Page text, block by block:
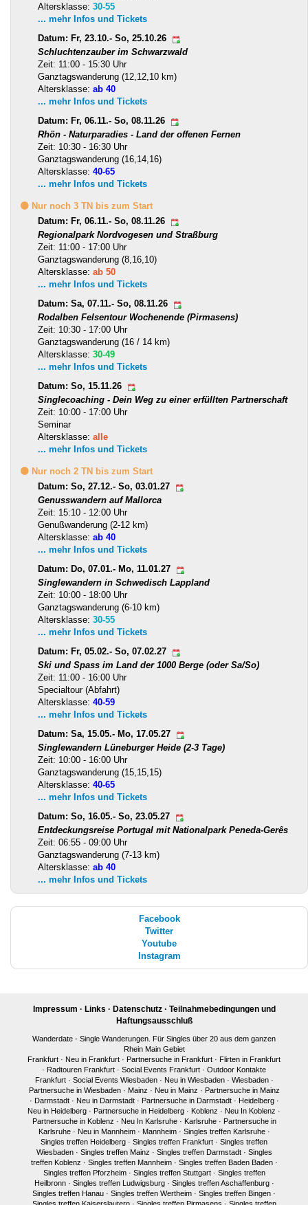
Altersklasse: 30-55
... mehr Infos und Tickets
Datum: Fr, 23.10.- So, 25.10.26
Schluchtenzauber im Schwarzwald
Zeit: 11:00 - 15:30 Uhr
Ganztagswanderung (12,12,10 km)
Altersklasse: ab 40
... mehr Infos und Tickets
Datum: Fr, 06.11.- So, 08.11.26
Rhön - Naturparadies - Land der offenen Fernen
Zeit: 10:30 - 16:30 Uhr
Ganztagswanderung (16,14,16)
Altersklasse: 40-65
... mehr Infos und Tickets
🟡 Nur noch 3 TN bis zum Start
Datum: Fr, 06.11.- So, 08.11.26
Regionalpark Nordvogesen und Straßburg
Zeit: 11:00 - 17:00 Uhr
Ganztagswanderung (8,16,10)
Altersklasse: ab 50
... mehr Infos und Tickets
Datum: Sa, 07.11.- So, 08.11.26
Rodalben Felsentour Wochenende (Pirmasens)
Zeit: 10:30 - 17:00 Uhr
Ganztagswanderung (16 / 14 km)
Altersklasse: 30-49
... mehr Infos und Tickets
Datum: So, 15.11.26
Singlecoaching - Dein Weg zu einer erfüllten Partnerschaft
Zeit: 10:00 - 17:00 Uhr
Seminar
Altersklasse: alle
... mehr Infos und Tickets
🟡 Nur noch 2 TN bis zum Start
Datum: So, 27.12.- So, 03.01.27
Genusswandern auf Mallorca
Zeit: 15:10 - 12:00 Uhr
Genußwanderung (2-12 km)
Altersklasse: ab 40
... mehr Infos und Tickets
Datum: Do, 07.01.- Mo, 11.01.27
Singlewandern in Schwedisch Lappland
Zeit: 10:00 - 18:00 Uhr
Ganztagswanderung (6-10 km)
Altersklasse: 30-55
... mehr Infos und Tickets
Datum: Fr, 05.02.- So, 07.02.27
Ski und Spass im Land der 1000 Berge (oder Sa/So)
Zeit: 11:00 - 16:00 Uhr
Specialtour (Abfahrt)
Altersklasse: 40-59
... mehr Infos und Tickets
Datum: Sa, 15.05.- Mo, 17.05.27
Singlewandern Lüneburger Heide (2-3 Tage)
Zeit: 10:00 - 16:00 Uhr
Ganztagswanderung (15,15,15)
Altersklasse: 40-65
... mehr Infos und Tickets
Datum: So, 16.05.- So, 23.05.27
Entdeckungsreise Portugal mit Nationalpark Peneda-Gerês
Zeit: 06:55 - 09:00 Uhr
Ganztagswanderung (7-13 km)
Altersklasse: ab 40
... mehr Infos und Tickets
Facebook
Twitter
Youtube
Instagram
Impressum · Links · Datenschutz· Teilnahmebedingungen und
Haftungsausschluß
Wanderdate - Single Wanderungen. Für Singles über 20 aus dem ganzen
Rhein Main Gebiet
Frankfurt · Neu in Frankfurt · Partnersuche in Frankfurt · Flirten in Frankfurt
· Radtouren Frankfurt · Social Events Frankfurt · Outdoor Kontakte
Frankfurt· Social Events Wiesbaden· Neu in Wiesbaden· Wiesbaden·
Partnersuche in Wiesbaden· Mainz · Neu in Mainz · Partnersuche in Mainz
· Darmstadt· Neu in Darmstadt· Partnersuche in Darmstadt· Heidelberg·
Neu in Heidelberg · Partnersuche in Heidelberg · Koblenz · Neu In Koblenz ·
Partnersuche in Koblenz · Neu In Karlsruhe· Karlsruhe· Partnersuche in
Karlsruhe· Neu in Mannheim· Mannheim· Singles treffen Karlsruhe·
Singles treffen Heidelberg · Singles treffen Frankfurt · Singles treffen
Wiesbaden· Singles treffen Mainz · Singles treffen Darmstadt· Singles
treffen Koblenz · Singles treffen Mannheim· Singles treffen Baden Baden·
Singles treffen Pforzheim· Singles treffen Stuttgart· Singles treffen
Heilbronn· Singles treffen Ludwigsburg· Singles treffen Aschaffenburg·
Singles treffen Hanau · Singles treffen Wertheim · Singles treffen Bingen ·